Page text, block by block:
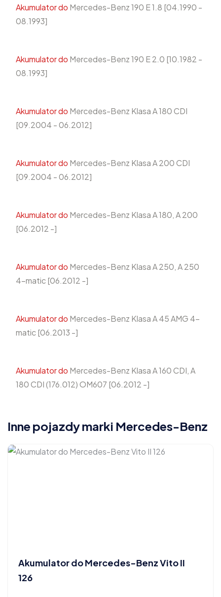
Akumulator do Mercedes-Benz 190 E 1.8 [04.1990 -
08.1993]
Akumulator do Mercedes-Benz 190 E 2.0 [10.1982 -
08.1993]
Akumulator do Mercedes-Benz Klasa A 180 CDI
[09.2004 - 06.2012]
Akumulator do Mercedes-Benz Klasa A 200 CDI
[09.2004 - 06.2012]
Akumulator do Mercedes-Benz Klasa A 180, A 200
[06.2012 -]
Akumulator do Mercedes-Benz Klasa A 250, A 250
4-matic [06.2012 -]
Akumulator do Mercedes-Benz Klasa A 45 AMG 4-
matic [06.2013 -]
Akumulator do Mercedes-Benz Klasa A 160 CDI, A
180 CDI (176.012) OM607 [06.2012 -]
Inne pojazdy marki Mercedes-Benz
Akumulator do Mercedes-Benz Vito II
126